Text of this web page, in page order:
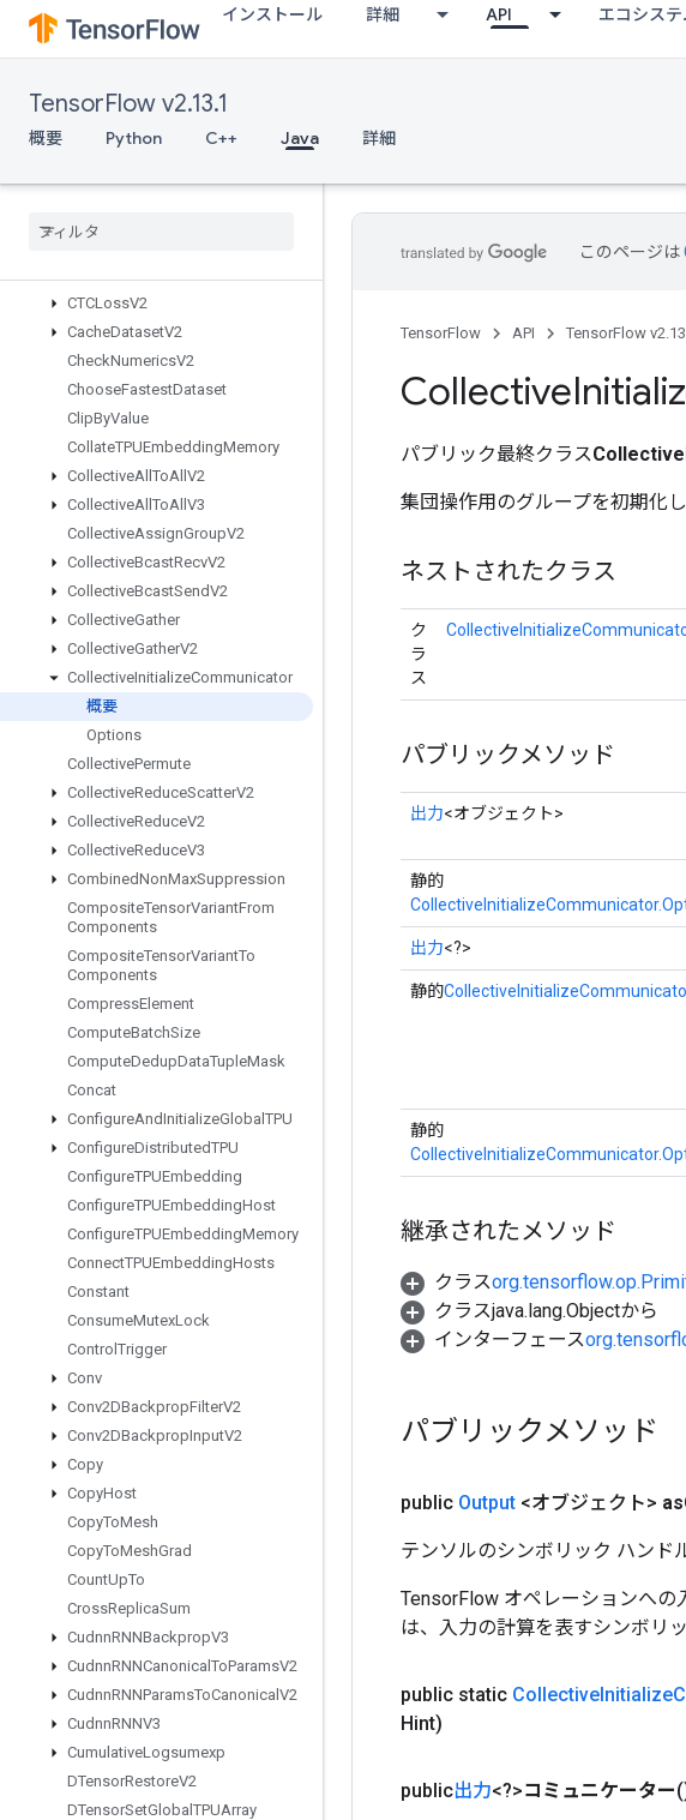
インストール 詳細 API エコシステ
TensorFlow v2.13.1
概要 Python C++ Java 詳細
BoostedTreesUpdateEnsembleV2
BroadcastDynamicShape
BroadcastTo
Bucketize
CSRSparseMatrixToDense
CTCLossV2
CacheDatasetV2
CheckNumericsV2
ChooseFastestDataset
ClipByValue
CollateTPUEmbeddingMemory
CollectiveAll ToAll V2
CollectiveAll ToAll V3
CollectiveAssignGroupV2
CollectiveBcastRecvV2
CollectiveBcastSendV2
CollectiveGather
CollectiveGatherV2
CollectiveInitializeCommunicator
概要
Options
CollectivePermute
CollectiveReduceScatterV2
CollectiveReduceV2
CollectiveReduceV3
CombinedNonMaxSuppression
CompositeTensorVariantFrom
Components
CompositeTensorVariantTo
Components
CompressElement
ComputeBatchSize
ComputeDedupDataTupleMask
Concat
ConfigureAndInitializeGlobal TPU
ConfigureDistributedTPU
ConfigureTPUEmbedding
ConfigureTPUEmbeddingHost
ConfigureTPUEmbeddingMemory
ConnectTPUEmbeddingHosts
Constant
ConsumeMutexLock
Control Trigger
Conv
Conv2DBackpropFilterV2
Conv2DBackpropInputV2
Copy
CopyHost
CopyToMesh
CopyToMeshGrad
CountUpTo
CrossReplicaSum
CudnnRNNBackpropV3
CudnnRNNCanonical ToParamsV2
CudnnRNNParamsToCanonical V2
CudnnRNNV3
CumulativeLogsumexp
DTensorRestoreV2
DTensorSetGlobal TPUArray
このページは
TensorFlow API TensorFlow
Collective
パブリック最終クラス
集団操作用のグループを初期化し
ネストされたクラス
ク
ラ
ス
パブリックメソッド
出力<オブジェクト>
静的
出力<?>
静的
静的
継承されたメソッド
クラス
クラスjava.lang.Objectから
インターフェース
パブリックメソッド
public Output <オブジェクト> as
テンソルのシンボリック ハンド
TensorFlow オペレーションへの
は、入力の計算を表すシンボリ
public static CollectiveInitialize
Hint)
public出力<?>コミュニケーター